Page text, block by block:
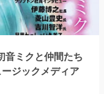
音ミクと仲間たち
ジックメディア